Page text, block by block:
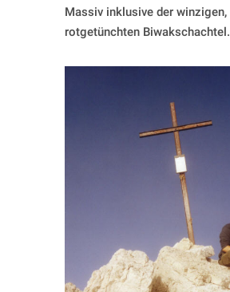
Massiv inklusive der winzigen,
rotgetünchten Biwakschachtel.